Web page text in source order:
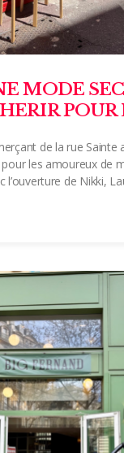
MODE
POUR
de la rue Sainte
les amoureux de
l’ouverture de Nikki,